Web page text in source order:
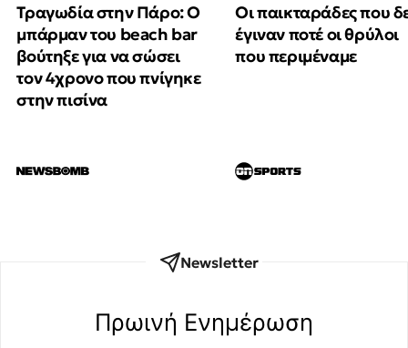
Τραγωδία στην Πάρο: Ο
μπάρμαν του beach bar
βούτηξε για να σώσει
τον 4χρονο που πνίγηκε
στην πισίνα
Οι παικταράδες που
έγιναν ποτέ οι θρύλοι
που περιμέναμε
Newsletter
Πρωινή Eνημέρωση